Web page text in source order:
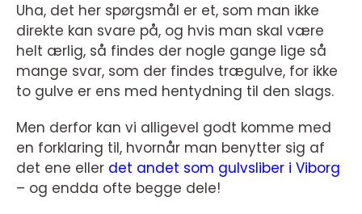
Uha, det her spørgsmål er et, som man ikke
direkte kan svare på, og hvis man skal være
helt ærlig, så findes der nogle gange lige så
mange svar, som der findes trægulve, for ikke
to gulve er ens med hentydning til den slags.
Men derfor kan vi alligevel godt komme med
en forklaring til, hvornår man benytter sig af
det ene eller det andet som gulvsliber i Viborg
– og endda ofte begge dele!